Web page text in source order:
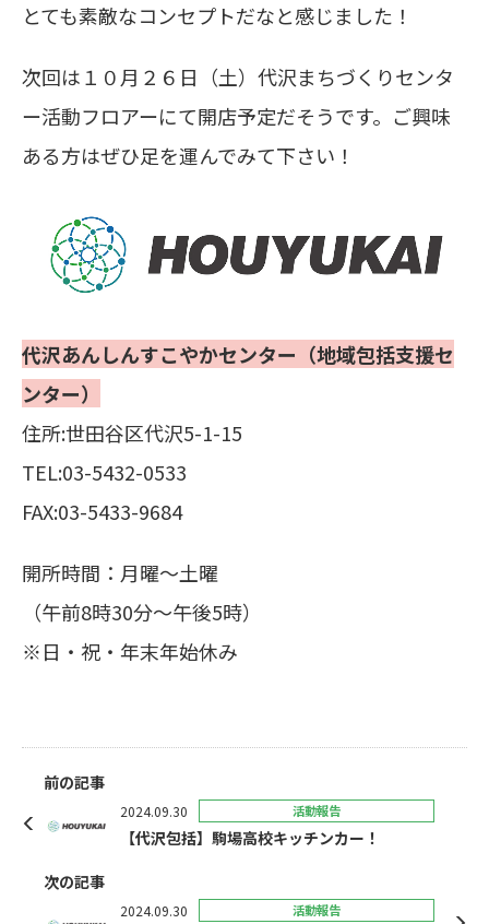
とても素敵なコンセプトだなと感じました！
次回は１０月２６日（土）代沢まちづくりセンタ
ー活動フロアーにて開店予定だそうです。ご興味
ある方はぜひ足を運んでみて下さい！
代沢あんしんすこやかセンター（地域包括支援セ
ンター）
住所:世田谷区代沢5-1-15
TEL:03-5432-0533
FAX:03-5433-9684
開所時間：月曜～土曜
（午前8時30分～午後5時）
※日・祝・年末年始休み
前の記事
2024.09.30 活動報告
【代沢包括】駒場高校キッチンカー！
次の記事
2024.09.30 活動報告